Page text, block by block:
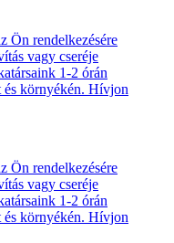
Ön rendelkezésére
vagy cseréje
1-2 órán
és környékén. Hívjon
Ön rendelkezésére
vagy cseréje
1-2 órán
és környékén. Hívjon